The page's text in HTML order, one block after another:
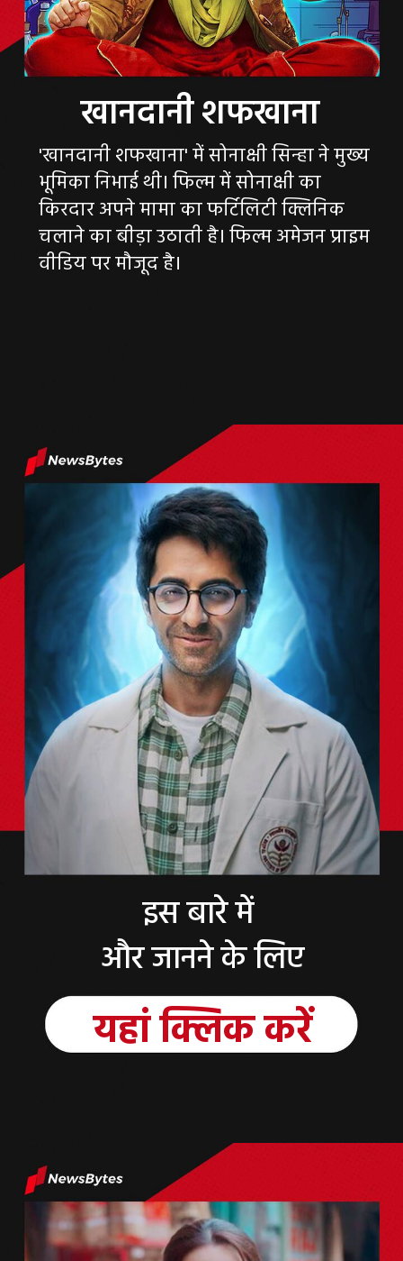
खानदानी शफखाना
'खानदानी शफखाना' में सोनाक्षी सिन्हा ने मुख्य
भूमिका निभाई थी। फिल्म में सोनाक्षी का
किरदार अपने मामा का फर्टिलिटी क्लिनिक
चलाने का बीड़ा उठाती है। फिल्म अमेजन प्राइम
इस बारे में
और जानने के लिए
यहां क्लिक करें